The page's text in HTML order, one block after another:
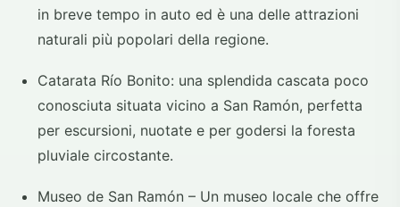
in breve tempo in auto ed è una delle attrazioni
naturali più popolari della regione.
Catarata Río Bonito: una splendida cascata poco
conosciuta situata vicino a San Ramón, perfetta
per escursioni, nuotate e per godersi la foresta
pluviale circostante.
Museo de San Ramón – Un museo locale che offre